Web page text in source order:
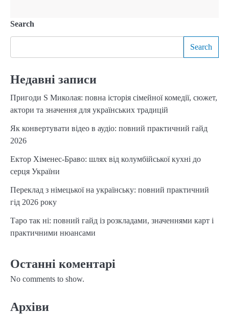
Search
Search
Недавні записи
Пригоди S Миколая: повна історія сімейної комедії, сюжет,
актори та значення для українських традицій
Як конвертувати відео в аудіо: повний практичний гайд
2026
Ектор Хіменес-Браво: шлях від колумбійської кухні до
серця України
Переклад з німецької на українську: повний практичний
гід 2026 року
Таро так ні: повний гайд із розкладами, значеннями карт і
практичними нюансами
Останні коментарі
No comments to show.
Архіви